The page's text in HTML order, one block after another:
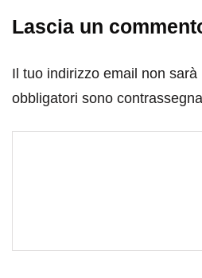
Lascia un
Il tuo indirizzo email non sarà
obbligatori sono